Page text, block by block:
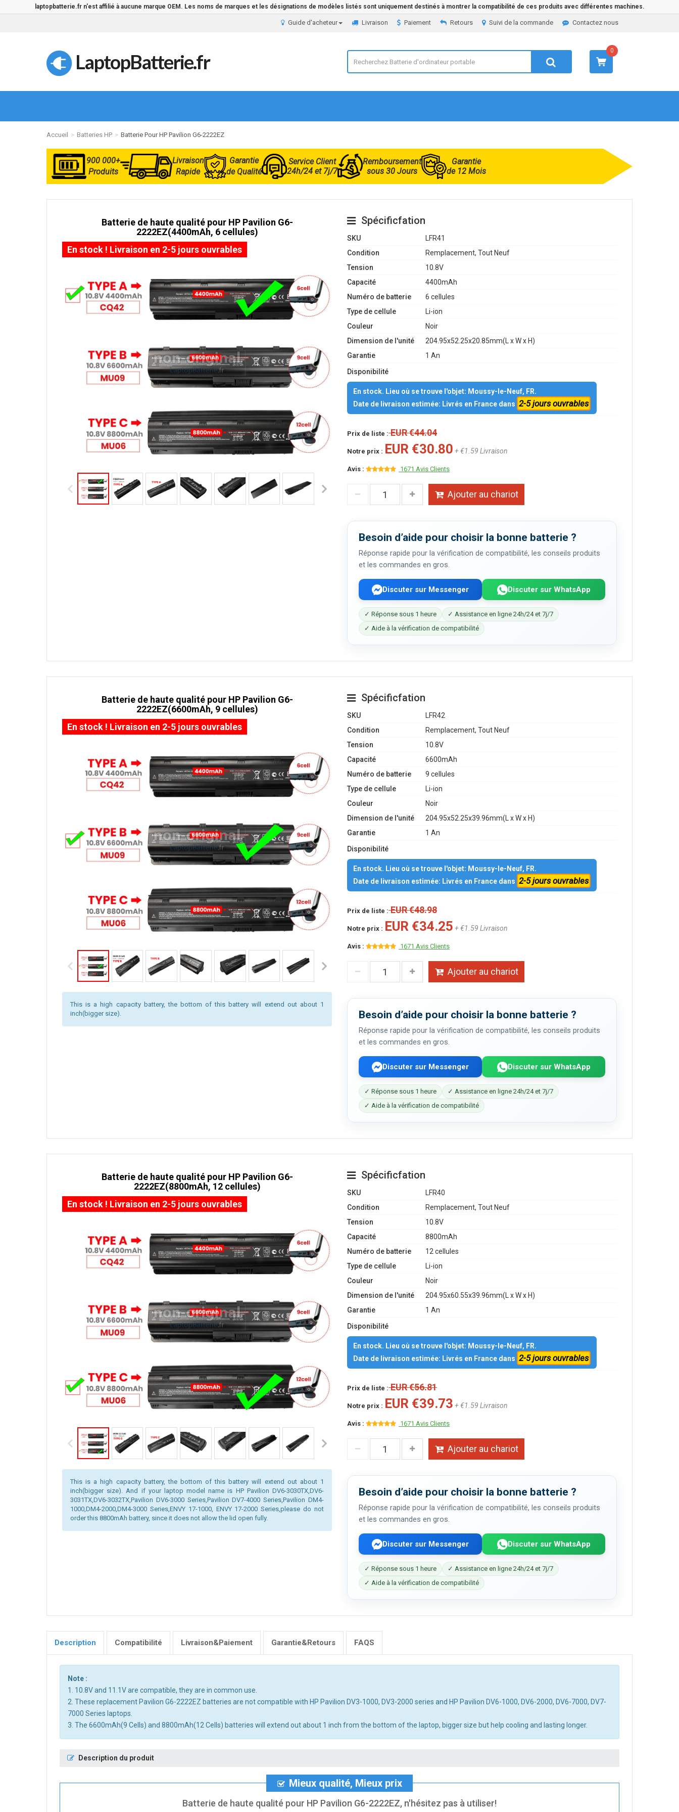
laptopbatterie.fr n'est affilié à aucune marque OEM. Les noms de marques et les désignations de modèles listés sont uniquement destinés à montrer la compatibilité de ces produits avec différentes machines.
Contactez nous
Suivi de la commande
Retours
Paiement
Livraison
Guide d'acheteur
LaptopBatterie.fr 0
Accueil Batteries HP Batterie Pour HP Pavilion G6-2222EZ
900 000+
Produits
Livraison
Rapide
Garantie
de Qualité
Service Client
24h/24 et 7j/7
Remboursement
sous 30 Jours
Garantie
de 12 Mois
Batterie de haute qualité pour HP Pavilion G6-
2222EZ(4400mAh, 6 cellules)
En stock ! Livraison en 2-5 jours ouvrables
Spécificfation
SKU
LFR41
Condition
Remplacement, Tout Neuf
Tension
10.8V
Capacité
4400mAh
Numéro de batterie
6 cellules
Type de cellule
Li-ion
Couleur
Noir
Dimension de l'unité
204.95x52.25x20.85mm(L x W x H)
Garantie
1 An
Disponibilité
En stock. Lieu où se trouve l'objet: Moussy-le-Neuf, FR.
Date de livraison estimée: Livrés en France dans 2-5 jours ouvrables
Prix de liste :EUR €44.04
Notre prix : EUR €30.80 + €1.59 Livraison
Avis : 1671 Avis Clients
Ajouter au chariot
Besoin d’aide pour choisir la bonne batterie ?
Réponse rapide pour la vérification de compatibilité, les conseils produits
et les commandes en gros.
Discuter sur Messenger Discuter sur WhatsApp
✓ Réponse sous 1 heure
✓ Assistance en ligne 24h/24 et 7j/7
✓ Aide à la vérification de compatibilité
Batterie de haute qualité pour HP Pavilion G6-
2222EZ(6600mAh, 9 cellules)
En stock ! Livraison en 2-5 jours ouvrables
This is a high capacity battery, the bottom of this battery will extend out about 1
inch(bigger size).
Spécificfation
SKU
LFR42
Condition
Remplacement, Tout Neuf
Tension
10.8V
Capacité
6600mAh
Numéro de batterie
9 cellules
Type de cellule
Li-ion
Couleur
Noir
Dimension de l'unité
204.95x52.25x39.96mm(L x W x H)
Garantie
1 An
Disponibilité
En stock. Lieu où se trouve l'objet: Moussy-le-Neuf, FR.
Date de livraison estimée: Livrés en France dans 2-5 jours ouvrables
Prix de liste :EUR €48.98
Notre prix : EUR €34.25 + €1.59 Livraison
Avis : 1671 Avis Clients
Ajouter au chariot
Besoin d’aide pour choisir la bonne batterie ?
Réponse rapide pour la vérification de compatibilité, les conseils produits
et les commandes en gros.
Discuter sur Messenger Discuter sur WhatsApp
✓ Réponse sous 1 heure
✓ Assistance en ligne 24h/24 et 7j/7
✓ Aide à la vérification de compatibilité
Batterie de haute qualité pour HP Pavilion G6-
2222EZ(8800mAh, 12 cellules)
En stock ! Livraison en 2-5 jours ouvrables
This is a high capacity battery, the bottom of this battery will extend out about 1
inch(bigger size). And if your laptop model name is HP Pavilion DV6-3030TX,DV6-
3031TX,DV6-3032TX,Pavilion DV6-3000 Series,Pavilion DV7-4000 Series,Pavilion DM4-
1000,DM4-2000,DM4-3000 Series,ENVY 17-1000, ENVY 17-2000 Series,please do not
order this 8800mAh battery, since it does not allow the lid open fully.
Spécificfation
SKU
LFR40
Condition
Remplacement, Tout Neuf
Tension
10.8V
Capacité
8800mAh
Numéro de batterie
12 cellules
Type de cellule
Li-ion
Couleur
Noir
Dimension de l'unité
204.95x60.55x39.96mm(L x W x H)
Garantie
1 An
Disponibilité
En stock. Lieu où se trouve l'objet: Moussy-le-Neuf, FR.
Date de livraison estimée: Livrés en France dans 2-5 jours ouvrables
Prix de liste :EUR €56.81
Notre prix : EUR €39.73 + €1.59 Livraison
Avis : 1671 Avis Clients
Ajouter au chariot
Besoin d’aide pour choisir la bonne batterie ?
Réponse rapide pour la vérification de compatibilité, les conseils produits
et les commandes en gros.
Discuter sur Messenger Discuter sur WhatsApp
✓ Réponse sous 1 heure
✓ Assistance en ligne 24h/24 et 7j/7
✓ Aide à la vérification de compatibilité
Description Compatibilité Livraison&Paiement Garantie&Retours FAQS
Note :
1. 10.8V and 11.1V are compatible, they are in common use.
2. These replacement Pavilion G6-2222EZ batteries are not compatible with HP Pavilion DV3-1000, DV3-2000 series and HP Pavilion DV6-1000, DV6-2000, DV6-7000, DV7-
7000 Series laptops.
3. The 6600mAh(9 Cells) and 8800mAh(12 Cells) batteries will extend out about 1 inch from the bottom of the laptop, bigger size but help cooling and lasting longer.
Description du produit
Mieux qualité, Mieux prix
Batterie de haute qualité pour HP Pavilion G6-2222EZ, n'hésitez pas à utiliser!